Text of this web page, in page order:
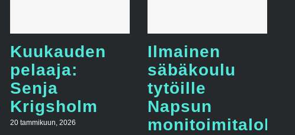
Kuukauden
pelaaja:
Senja
Krigsholm
20 tammikuun, 2026
Ilmainen
säbäkoulu
tytöille
Napsun
monitoimitalolla